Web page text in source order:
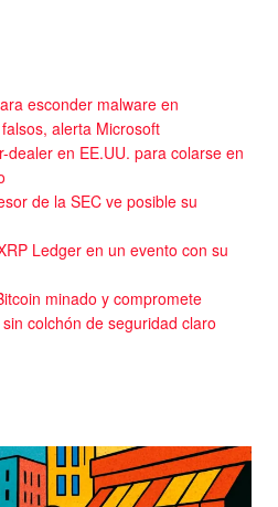
esconder malware en
alerta Microsoft
en EE.UU. para colarse en
de la SEC ve posible su
Ledger en un evento con su
minado y compromete
colchón de seguridad claro